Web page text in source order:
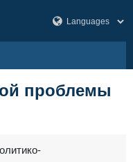
проблемы